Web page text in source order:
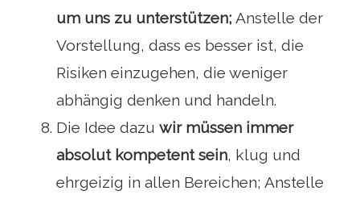
um uns zu unterstützen; Anstelle der
Vorstellung, dass es besser ist, die
Risiken einzugehen, die weniger
abhängig denken und handeln.
Die Idee dazu wir müssen immer
absolut kompetent sein, klug und
ehrgeizig in allen Bereichen; Anstelle